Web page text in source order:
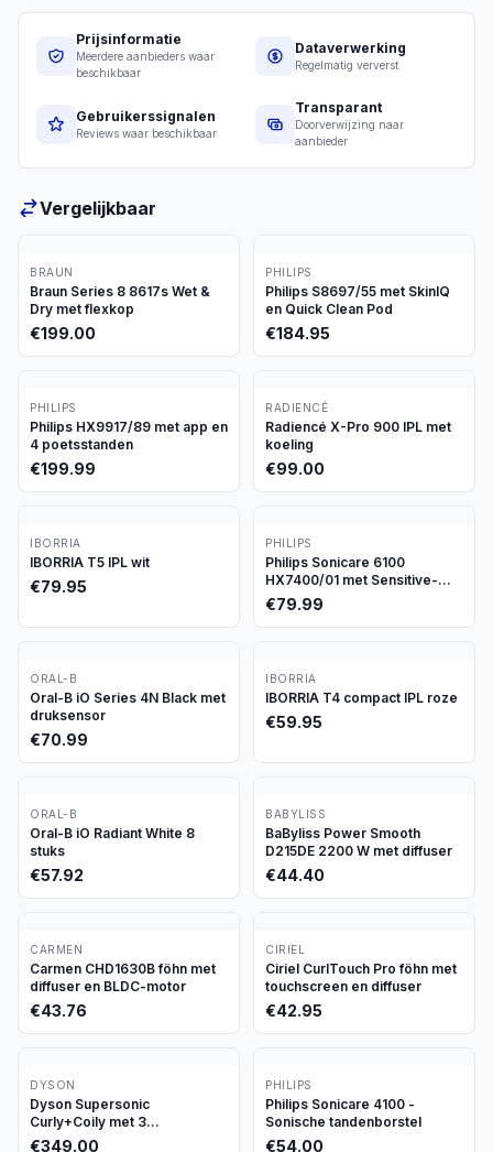
Prijsinformatie
Meerdere aanbieders waar
beschikbaar
Dataverwerking
Regelmatig ververst
Gebruikerssignalen
Reviews waar beschikbaar
Transparant
Doorverwijzing naar
aanbieder
Vergelijkbaar
BRAUN
Braun Series 8 8617s Wet &
Dry met flexkop
€199.00
PHILIPS
Philips S8697/55 met SkinIQ
en Quick Clean Pod
€184.95
PHILIPS
Philips HX9917/89 met app en
4 poetsstanden
€199.99
RADIENCÉ
Radiencé X-Pro 900 IPL met
koeling
€99.00
IBORRIA
IBORRIA T5 IPL wit
€79.95
PHILIPS
Philips Sonicare 6100
HX7400/01 met Sensitive-
stand
€79.99
ORAL-B
Oral-B iO Series 4N Black met
druksensor
€70.99
IBORRIA
IBORRIA T4 compact IPL roze
€59.95
ORAL-B
Oral-B iO Radiant White 8
stuks
€57.92
BABYLISS
BaByliss Power Smooth
D215DE 2200 W met diffuser
€44.40
CARMEN
Carmen CHD1630B föhn met
diffuser en BLDC-motor
€43.76
CIRIEL
Ciriel CurlTouch Pro föhn met
touchscreen en diffuser
€42.95
DYSON
Dyson Supersonic
Curly+Coily met 3
opzetstukken
€349.00
PHILIPS
Philips Sonicare 4100 -
Sonische tandenborstel
€54.00